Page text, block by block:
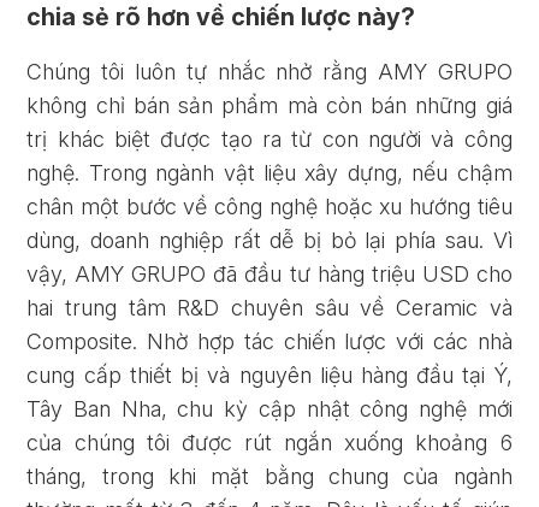
chia sẻ rõ hơn về chiến lược này?
Chúng tôi luôn tự nhắc nhở rằng AMY GRUPO
không chỉ bán sản phẩm mà còn bán những giá
trị khác biệt được tạo ra từ con người và công
nghệ. Trong ngành vật liệu xây dựng, nếu chậm
chân một bước về công nghệ hoặc xu hướng tiêu
dùng, doanh nghiệp rất dễ bị bỏ lại phía sau. Vì
vậy, AMY GRUPO đã đầu tư hàng triệu USD cho
hai trung tâm R&D chuyên sâu về Ceramic và
Composite. Nhờ hợp tác chiến lược với các nhà
cung cấp thiết bị và nguyên liệu hàng đầu tại Ý,
Tây Ban Nha, chu kỳ cập nhật công nghệ mới
của chúng tôi được rút ngắn xuống khoảng 6
tháng, trong khi mặt bằng chung của ngành
Quên mật khẩu?
ĐĂNG KÝ ĐĂNG NHẬP